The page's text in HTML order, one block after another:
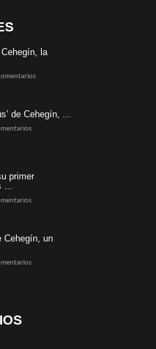
Cehegín, la
de Cehegín, ...
primer
Cehegín, un